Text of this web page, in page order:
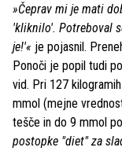
»Čeprav mi je mati
'kliknilo'. Potreboval
je!'« je pojasnil.
Ponoči je popil tudi
vid. Pri 127
mmol (mejne
tešče in do 9 mmol
postopke "diet" za